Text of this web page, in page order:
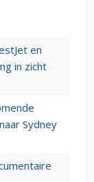
en
in zicht
Sydney